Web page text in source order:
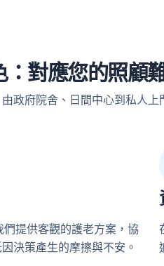
對應您的照顧
政府院舍、日間中心到私人
提供客觀的護老方案，協
決策產生的摩擦與不安。